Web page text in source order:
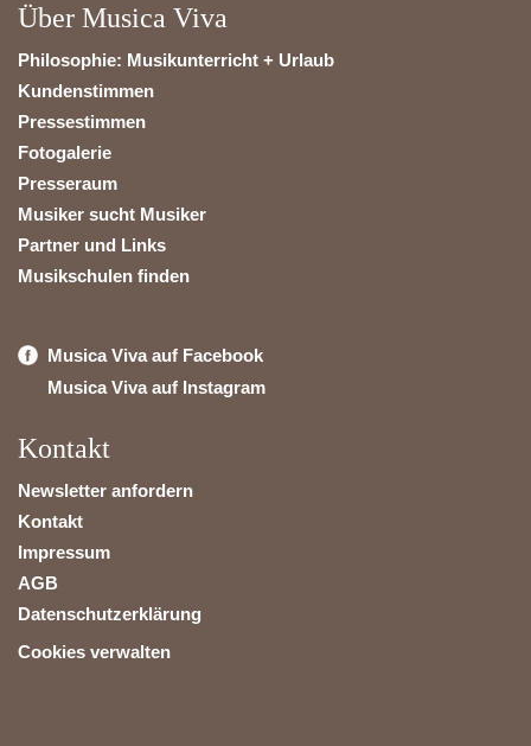
Über Musica Viva
Philosophie: Musikunterricht + Urlaub
Kundenstimmen
Pressestimmen
Fotogalerie
Presseraum
Musiker sucht Musiker
Partner und Links
Musikschulen finden
Musica Viva auf Facebook
Musica Viva auf Instagram
Kontakt
Newsletter anfordern
Kontakt
Impressum
AGB
Datenschutzerklärung
Cookies verwalten